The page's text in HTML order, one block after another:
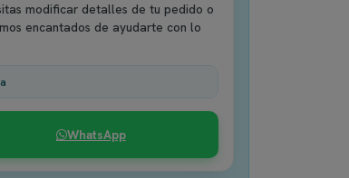
modificar detalles de tu pedido o
encantados de ayudarte con lo
WhatsApp